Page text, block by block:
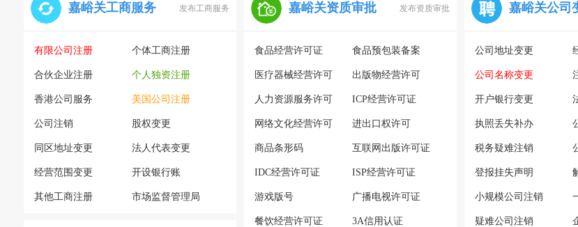
嘉峪关工商服务 发布工商服务
有限公司注册 个体工商注册
合伙企业注册 个人独资注册
香港公司服务 美国公司注册
公司注销 股权变更
同区地址变更 法人代表变更
经营范围变更 开设银行账
其他工商注册 市场监督管理局
嘉峪关资质审批 发布资质审批
食品经营许可证 食品预包装备案
医疗器械经营许可 出版物经营许可
人力资源服务许可 ICP经营许可证
网络文化经营许可 进出口权许可
商品条形码 互联网出版许可证
IDC经营许可证 ISP经营许可证
游戏版号 广播电视许可证
餐饮经营许可证 3A信用认证
嘉峪关公司
公司地址变更
公司名称变更
开户银行变更
执照丢失补办
税务疑难注销
登报挂失声明
小规模公司注销
疑难公司注销